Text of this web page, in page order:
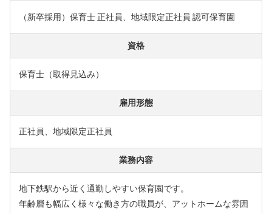
（新卒採用）保育士 正社員、地域限定正社員 認可保育園
資格
保育士（取得見込み）
雇用形態
正社員、地域限定正社員
業務内容
地下鉄駅から近く通勤しやすい保育園です。
年齢層も幅広く様々な働き方の職員が、アットホームな雰囲